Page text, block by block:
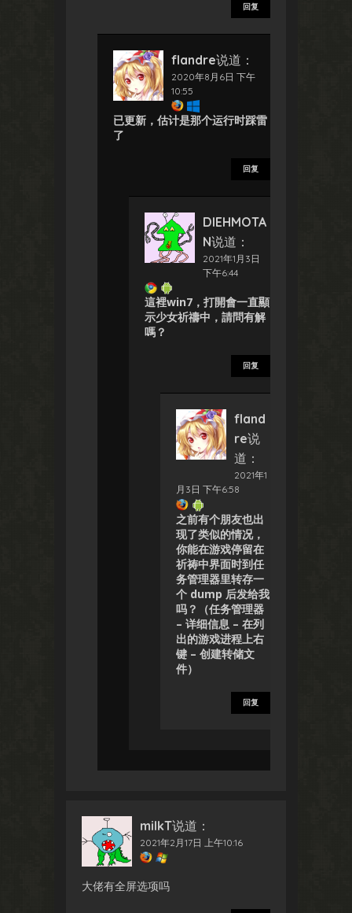
回复
flandre说道：
2020年8月6日 下午
10:55
已更新，估计是那个运行时踩雷
了
回复
DIEHMOTA
N说道：
2021年1月3日
下午6:44
這裡win7，打開會一直顯
示少女祈禱中，請問有解
嗎？
回复
fland
re说
道：
2021年1
月3日 下午6:58
之前有个朋友也出
现了类似的情况，
你能在游戏停留在
祈祷中界面时到任
务管理器里转存一
个 dump 后发给我
吗？（任务管理器
– 详细信息 – 在列
出的游戏进程上右
键 – 创建转储文
件）
回复
milkT说道：
2021年2月17日 上午10:16
大佬有全屏选项吗